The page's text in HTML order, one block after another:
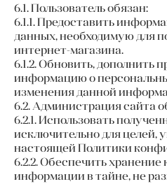
6.1. Пользователь обязан:
6.1.1. Предоставить
данных, необходимую для
интернет-магазина.
6.1.2. Обновить, дополнить
информацию о
изменения данной
6.2. Администрация сайта
6.2.1. Использовать
исключительно для целей,
настоящей Политики
6.2.2. Обеспечить
информации в тайне, не